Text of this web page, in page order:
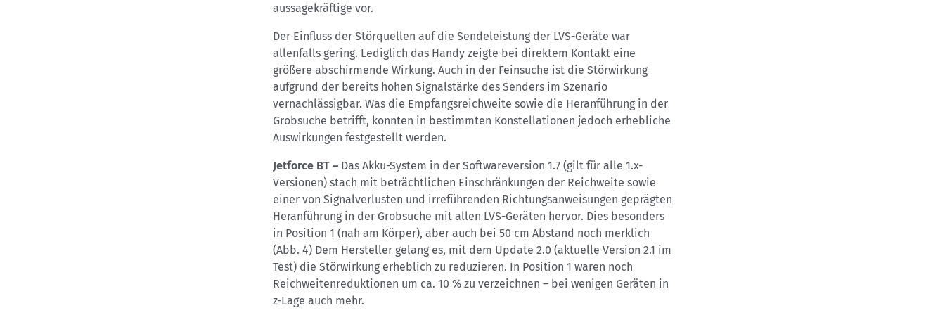
aussagekräftige vor.
Der Einfluss der Störquellen auf die Sendeleistung der LVS-Geräte war
allenfalls gering. Lediglich das Handy zeigte bei direktem Kontakt eine
größere abschirmende Wirkung. Auch in der Feinsuche ist die Störwirkung
aufgrund der bereits hohen Signalstärke des Senders im Szenario
vernachlässigbar. Was die Empfangsreichweite sowie die Heranführung in der
Grobsuche betrifft, konnten in bestimmten Konstellationen jedoch erhebliche
Auswirkungen festgestellt werden.
Jetforce BT – Das Akku-System in der Softwareversion 1.7 (gilt für alle 1.x-
Versionen) stach mit beträchtlichen Einschränkungen der Reichweite sowie
einer von Signalverlusten und irreführenden Richtungsanweisungen geprägten
Heranführung in der Grobsuche mit allen LVS-Geräten hervor. Dies besonders
in Position 1 (nah am Körper), aber auch bei 50 cm Abstand noch merklich
(Abb. 4) Dem Hersteller gelang es, mit dem Update 2.0 (aktuelle Version 2.1 im
Test) die Störwirkung erheblich zu reduzieren. In Position 1 waren noch
Reichweitenreduktionen um ca. 10 % zu verzeichnen – bei wenigen Geräten in
z-Lage auch mehr.